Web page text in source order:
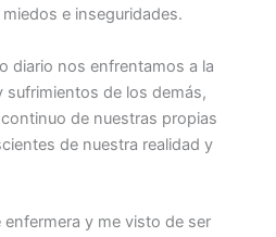
e inseguridades.
diario nos enfrentamos a la
sufrimientos de los demás,
de nuestras propias
de nuestra realidad y
y me visto de ser